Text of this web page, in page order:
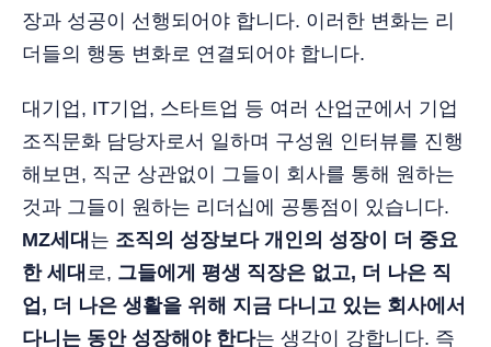
장과 성공이 선행되어야 합니다. 이러한 변화는 리
더들의 행동 변화로 연결되어야 합니다.
대기업, IT기업, 스타트업 등 여러 산업군에서 기업
조직문화 담당자로서 일하며 구성원 인터뷰를 진행
해보면, 직군 상관없이 그들이 회사를 통해 원하는
것과 그들이 원하는 리더십에 공통점이 있습니다.
MZ세대 는 조직의 성장보다 개인의 성장이 더 중요
한 세대 로, 그들에게 평생 직장은 없고, 더 나은 직
업, 더 나은 생활을 위해 지금 다니고 있는 회사에서
다니는 동안 성장해야 한다는 생각이 강합니다. 즉